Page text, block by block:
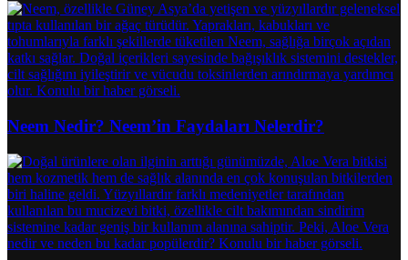
Neem Nedir? Neem’in Faydaları Nelerdir?